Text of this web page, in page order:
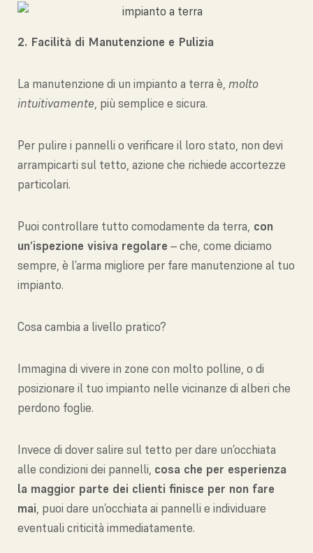
2. Facilità di Manutenzione e Pulizia
La manutenzione di un impianto a terra è, molto
intuitivamente, più semplice e sicura.
Per pulire i pannelli o verificare il loro stato, non devi
arrampicarti sul tetto, azione che richiede accortezze
particolari.
Puoi controllare tutto comodamente da terra, con
un’ispezione visiva regolare – che, come diciamo
sempre, è l’arma migliore per fare manutenzione al tuo
impianto.
Cosa cambia a livello pratico?
Immagina di vivere in zone con molto polline, o di
posizionare il tuo impianto nelle vicinanze di alberi che
perdono foglie.
Invece di dover salire sul tetto per dare un’occhiata
alle condizioni dei pannelli, cosa che per esperienza
la maggior parte dei clienti finisce per non fare
mai, puoi dare un’occhiata ai pannelli e individuare
eventuali criticità immediatamente.